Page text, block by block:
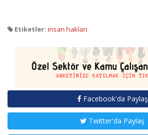
Etiketler: insan hakları
Facebook'da Paylaş
Twitter'da Paylaş